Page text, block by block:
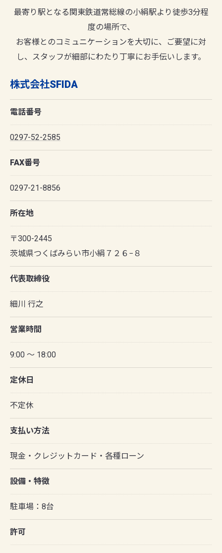
最寄り駅となる関東鉄道常総線の小絹駅より徒歩3分程
度の場所で、
お客様とのコミュニケーションを大切に、ご要望に対
し、スタッフが細部にわたり丁寧にお手伝いします。
株式会社SFIDA
電話番号
0297-52-2585
FAX番号
0297-21-8856
所在地
〒300-2445
茨城県つくばみらい市小絹７２６−８
代表取締役
細川 行之
営業時間
9:00 ～ 18:00
定休日
不定休
支払い方法
現金・クレジットカード・各種ローン
設備・特徴
駐車場：8台
許可